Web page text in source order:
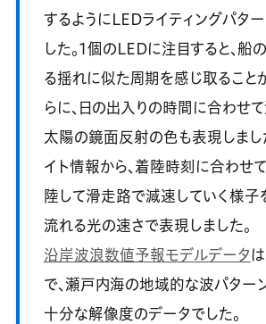
するようにLEDライティングパタ
した。1個のLEDに注目すると、船
る揺れに似た周期を感じ取ること
らに、日の出入りの時間に合わせ
太陽の鏡面反射の色も表現しまし
イト情報から、着陸時刻に合わせ
陸して滑走路で減速していく様子
流れる光の速さで表現しました。
沿岸波浪数値予報モデルデータ
で、瀬戸内海の地域的な波パター
十分な解像度のデータでした。